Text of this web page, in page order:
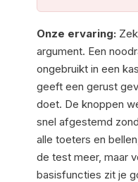
Onze ervaring:
argument. Een
ongebruikt in een
geeft een gerust
doet. De knoppen
snel afgestemd
alle toeters en
de test meer, maar
basisfuncties zit je